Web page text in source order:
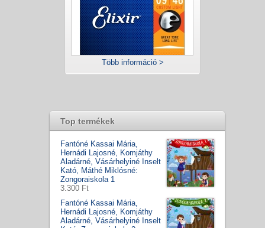
Több információ >
Top termékek
Fantóné Kassai Mária,
Hernádi Lajosné, Komjáthy
Aladárné, Vásárhelyiné Inselt
Kató, Máthé Miklósné:
Zongoraiskola 1
3.300 Ft
Fantóné Kassai Mária,
Hernádi Lajosné, Komjáthy
Aladárné, Vásárhelyiné Inselt